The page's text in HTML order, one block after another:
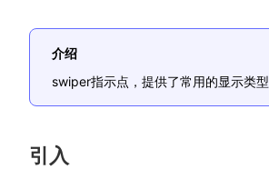
介绍
swiper指示点，提供了常用的显示类型
引入